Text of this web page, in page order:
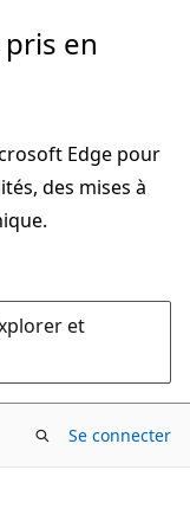
pris en
Edge pour
des mises à
et
Se connecter